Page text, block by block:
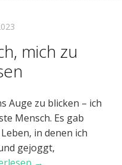
mich zu
Auge zu blicken – ich
Mensch. Es gab
in denen ich
gejoggt,